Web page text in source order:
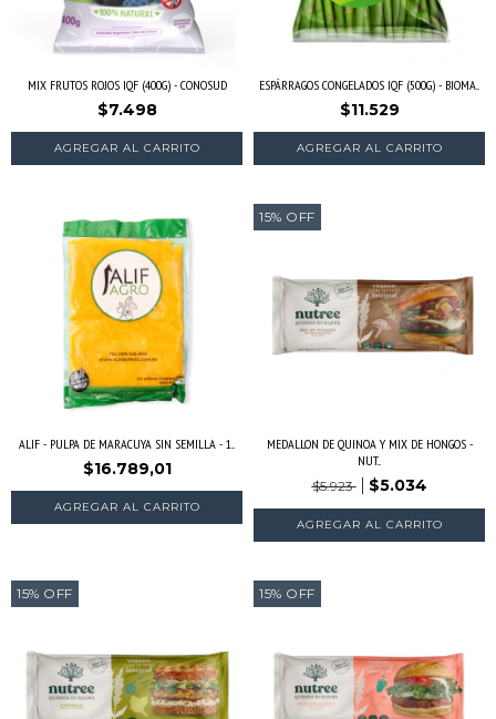
MIX FRUTOS ROJOS IQF (400G) - CONOSUD
$7.498
ESPÁRRAGOS CONGELADOS IQF (500G) - BIOMA...
$11.529
ALIF - PULPA DE MARACUYA SIN SEMILLA - 1...
$16.789,01
15% OFF
MEDALLON DE QUINOA Y MIX DE HONGOS -
NUT...
$5.923
$5.034
15% OFF 15% OFF